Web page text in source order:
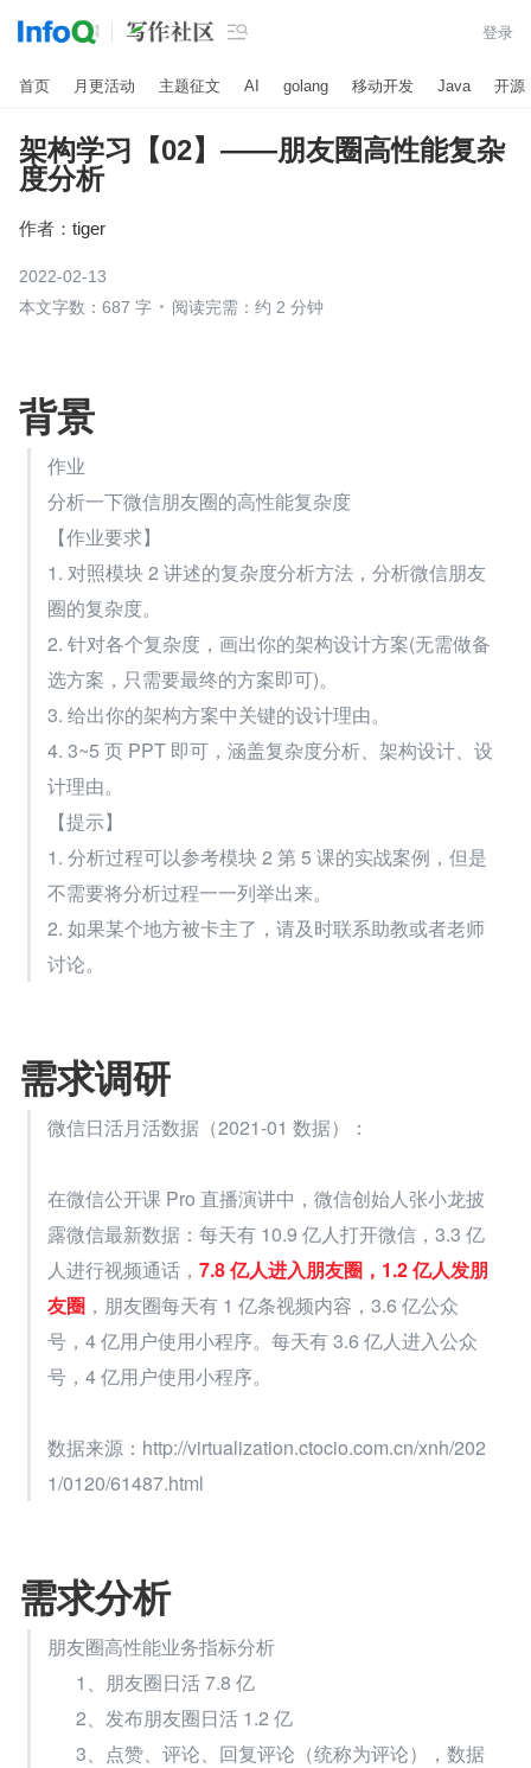
 登录
首页 月更活动 主题征文 AI golang 移动开发 Java 开源
架构学习【02】——朋友圈高性能复杂
度分析
作者： tiger
2022-02-13
本文字数：687 字
阅读完需：约 2 分钟
背景
作业
分析一下微信朋友圈的高性能复杂度
【作业要求】
1. 对照模块 2 讲述的复杂度分析方法，分析微信朋友
圈的复杂度。
2. 针对各个复杂度，画出你的架构设计方案(无需做备
选方案，只需要最终的方案即可)。
3. 给出你的架构方案中关键的设计理由。
4. 3~5 页 PPT 即可，涵盖复杂度分析、架构设计、设
计理由。
【提示】
1. 分析过程可以参考模块 2 第 5 课的实战案例，但是
不需要将分析过程一一列举出来。
2. 如果某个地方被卡主了，请及时联系助教或者老师
讨论。
需求调研
微信日活月活数据（2021-01 数据）：
在微信公开课 Pro 直播演讲中，微信创始人张小龙披
露微信最新数据：每天有 10.9 亿人打开微信，3.3 亿
人进行视频通话， 7.8 亿人进入朋友圈，1.2 亿人发朋
友圈 ，朋友圈每天有 1 亿条视频内容，3.6 亿公众
号，4 亿用户使用小程序。每天有 3.6 亿人进入公众
号，4 亿用户使用小程序。
数据来源：http://virtualization.ctocio.com.cn/xnh/202
1/0120/61487.html
需求分析
朋友圈高性能业务指标分析
1、朋友圈日活 7.8 亿
2、发布朋友圈日活 1.2 亿
3、点赞、评论、回复评论（统称为评论），数据